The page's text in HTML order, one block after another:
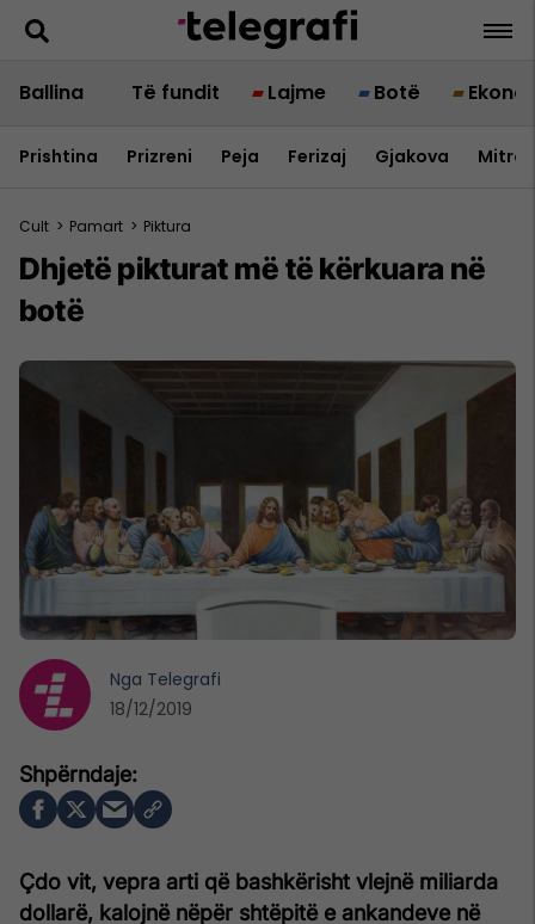
Ballina Të fundit Lajme Botë
Prishtina Prizreni Peja Ferizaj Gjakova
Cult > Pamart > Piktura
Dhjetë pikturat më të kërkuara në
botë
Çdo vit, vepra arti që bashkërisht vlejnë miliarda
dollarë, kalojnë nëpër shtëpitë e ankandeve në
Nga Telegrafi
18/12/2019